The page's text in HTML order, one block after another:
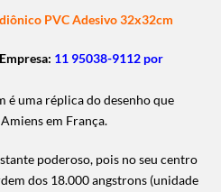
PVC Adesivo 32x32cm
11 95038-9112 por
é uma réplica do desenho que
em França.
poderoso, pois no seu centro
dos 18.000 angstrons (unidade